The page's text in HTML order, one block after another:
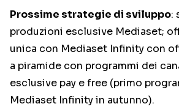
Prossime strategie di sviluppo:
produzioni esclusive Mediaset;
unica con Mediaset Infinity con
a piramide con programmi dei
esclusive pay e free (primo
Mediaset Infinity in autunno).